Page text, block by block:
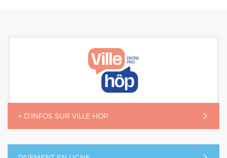
+ D'INFOS SUR VILLE HOP